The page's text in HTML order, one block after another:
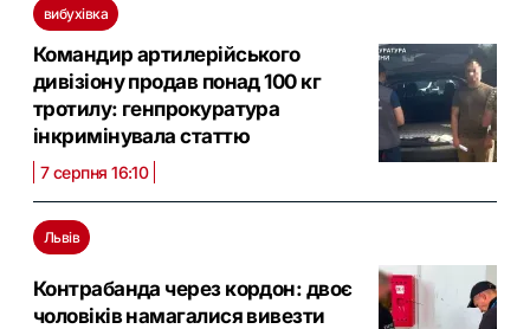
вибухівка
Командир артилерійського
дивізіону продав понад 100 кг
тротилу: генпрокуратура
інкримінувала статтю
7 серпня 16:10
Львів
Контрабанда через кордон: двоє
чоловіків намагалися вивезти